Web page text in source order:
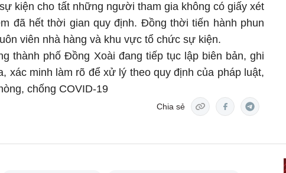
kiện cho tất những người tham gia không có giấy xét
đã hết thời gian quy định. Đồng thời tiến hành phun
viên nhà hàng và khu vực tổ chức sự kiện.
thành phố Đồng Xoài đang tiếp tục lập biên bản, ghi
xác minh làm rõ để xử lý theo quy định của pháp luật,
chống COVID-19
Chia sẻ